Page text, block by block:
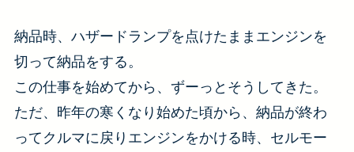
納品時、ハザードランプを点けたままエンジンを
切って納品をする。
この仕事を始めてから、ずーっとそうしてきた。
ただ、昨年の寒くなり始めた頃から、納品が終わ
ってクルマに戻りエンジンをかける時、セルモー